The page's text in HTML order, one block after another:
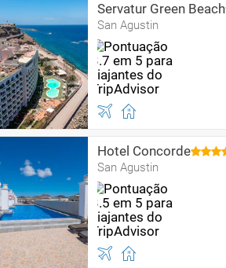
Servatur Green Beach
San Agustin
Hotel Concorde
San Agustin